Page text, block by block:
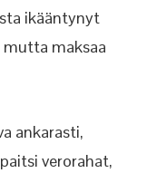
ikääntynyt
maksaa
ankarasti,
verorahat,